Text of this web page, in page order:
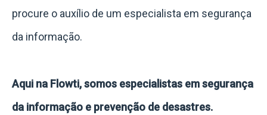
procure o auxílio de um especialista em segurança
da informação.
Aqui na Flowti, somos especialistas em segurança
da informação e prevenção de desastres.